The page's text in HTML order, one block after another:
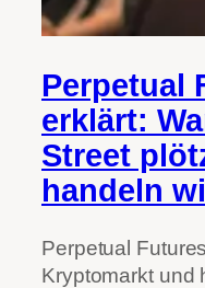
Perpetual
erklärt:
Street
handeln will
Perpetual
Kryptomarkt und